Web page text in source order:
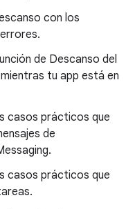
con los
de Descanso del
tu app está en
casos prácticos que
de
casos prácticos que